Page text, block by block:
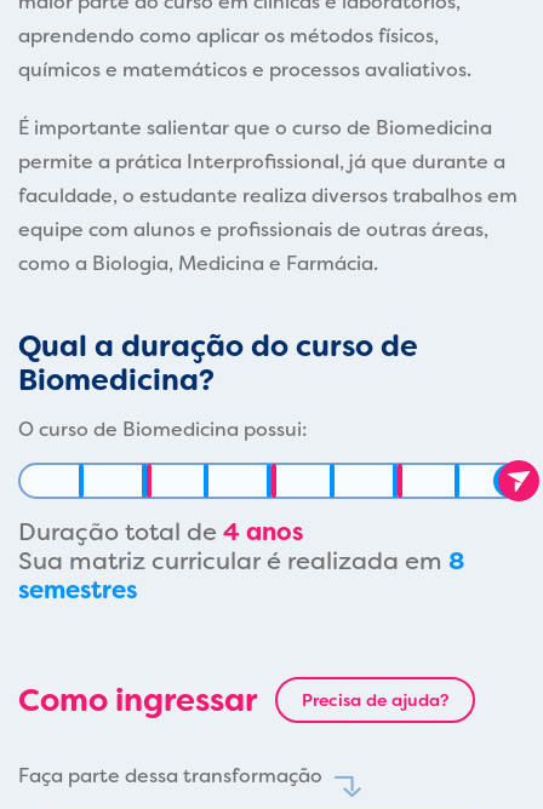
aprendendo como aplicar os métodos físicos,
químicos e matemáticos e processos avaliativos.
É importante salientar que o curso de Biomedicina
permite a prática Interprofissional, já que durante a
faculdade, o estudante realiza diversos trabalhos em
equipe com alunos e profissionais de outras áreas,
como a Biologia, Medicina e Farmácia.
Qual a duração do curso de
Biomedicina?
O curso de Biomedicina possui:
Duração total de 4 anos
Sua matriz curricular é realizada em 8
semestres
Como ingressar Precisa de ajuda?
Faça parte dessa transformação